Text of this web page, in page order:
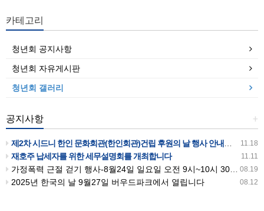
카테고리
청년회 공지사항
청년회 자유게시판
청년회 갤러리
+
공지사항
11.18
제2차 시드니 한인 문화회관(한인회관)건립 후원의 날 행사 안내입니다
11.11
재호주 납세자를 위한 세무설명회를 개최합니다
08.19
가정폭력 근절 걷기 행사-8월24일 일요일 오전 9시~10시 30분까지 버우드파크에서 있습니다
08.12
2025년 한국의 날 9월27일 버우드파크에서 열립니다